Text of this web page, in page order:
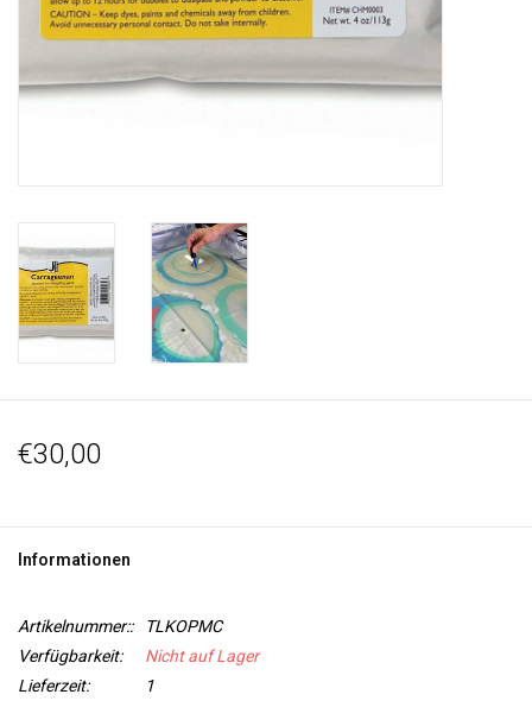
€30,00
Informationen
Artikelnummer::
TLKOPMC
Verfügbarkeit:
Nicht auf Lager
Lieferzeit:
1